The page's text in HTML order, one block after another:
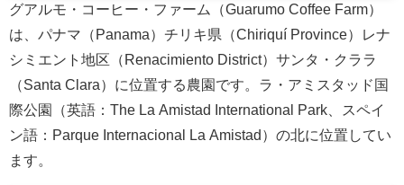
グアルモ・コーヒー・ファーム（Guarumo Coffee Farm）
は、パナマ（Panama）チリキ県（Chiriquí Province）レナ
シミエント地区（Renacimiento District）サンタ・クララ
（Santa Clara）に位置する農園です。ラ・アミスタッド国
際公園（英語：The La Amistad International Park、スペイ
ン語：Parque Internacional La Amistad）の北に位置してい
ます。